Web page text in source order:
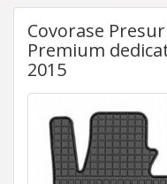
Covorase
Premium
2015